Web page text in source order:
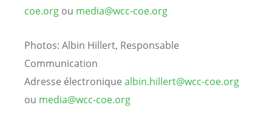
coe.org ou media@wcc-coe.org
Photos: Albin Hillert, Responsable
Communication
Adresse électronique albin.hillert@wcc-coe.org
ou media@wcc-coe.org